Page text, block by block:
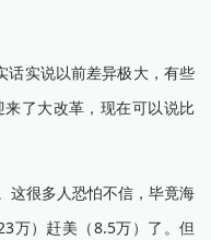
实说以前差异极大，有些
了大改革，现在可以说比
很多人恐怕不信，毕竟海
万）赶美（8.5万）了。但